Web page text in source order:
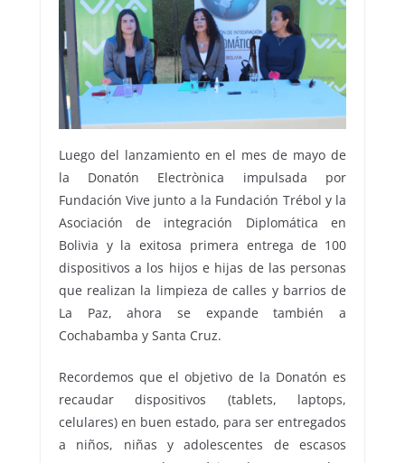
Luego del lanzamiento en el mes de mayo de
la Donatón Electrònica impulsada por
Fundación Vive junto a la Fundación Trébol y la
Asociación de integración Diplomática en
Bolivia y la exitosa primera entrega de 100
dispositivos a los hijos e hijas de las personas
que realizan la limpieza de calles y barrios de
La Paz, ahora se expande también a
Cochabamba y Santa Cruz.
Recordemos que el objetivo de la Donatón es
recaudar dispositivos (tablets, laptops,
celulares) en buen estado, para ser entregados
a niños, niñas y adolescentes de escasos